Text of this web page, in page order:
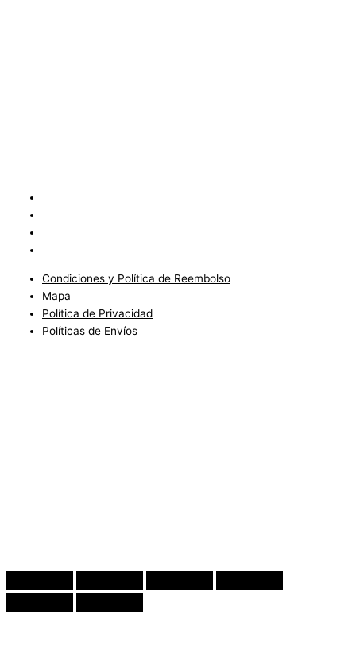
Condiciones y Política de Reembolso
Mapa
Política de Privacidad
Políticas de Envíos